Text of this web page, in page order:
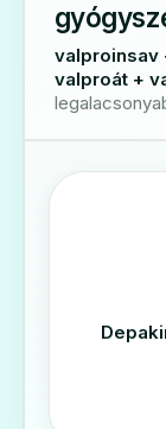
valproinsav
valproát +